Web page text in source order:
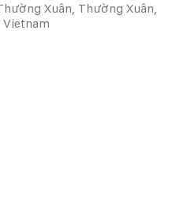
Xuân, Thường Xuân,
Vietnam